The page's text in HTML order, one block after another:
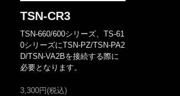
TSN-CR3
TSN-660/600シリーズ、TS-61
0シリーズにTSN-PZ/TSN-PA2
D/TSN-VA2Bを接続する際に
必要となります。
3,300円(税込)